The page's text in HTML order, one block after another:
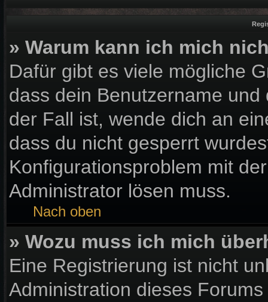
» Warum kann ich mich
Dafür gibt es viele mögliche
dass dein Benutzername
der Fall ist, wende dich an
dass du nicht gesperrt
Konfigurationsproblem mit
Administrator lösen muss.
Nach oben
» Wozu muss ich mich
Eine Registrierung ist nicht
Administration dieses